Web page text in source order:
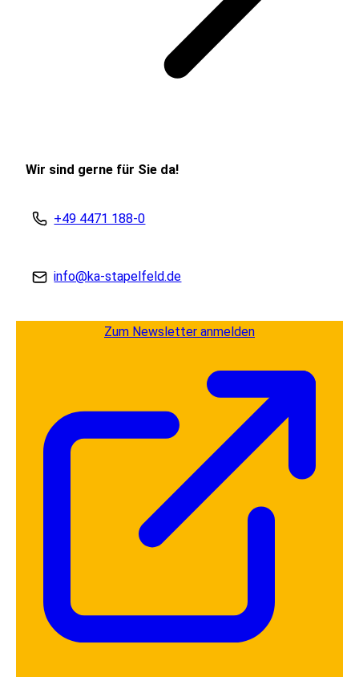
Wir sind gerne für Sie da!
+49 4471 188-0
info@ka-stapelfeld.de
Zum Newsletter anmelden